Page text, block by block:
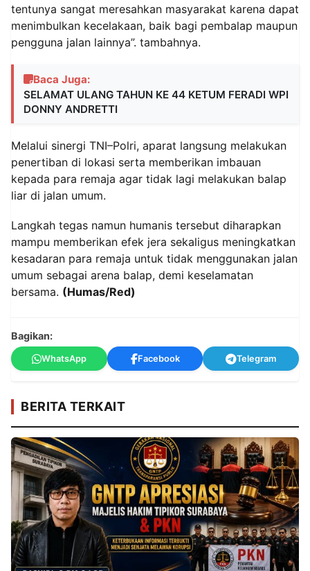
tentunya sangat meresahkan masyarakat karena dapat
menimbulkan kecelakaan, baik bagi pembalap maupun
pengguna jalan lainnya”. tambahnya.
Baca Juga:
SELAMAT ULANG TAHUN KE 44 KETUM FERADI WPI
DONNY ANDRETTI
Melalui sinergi TNI–Polri, aparat langsung melakukan
penertiban di lokasi serta memberikan imbauan
kepada para remaja agar tidak lagi melakukan balap
liar di jalan umum.
Langkah tegas namun humanis tersebut diharapkan
mampu memberikan efek jera sekaligus meningkatkan
kesadaran para remaja untuk tidak menggunakan jalan
umum sebagai arena balap, demi keselamatan
bersama. (Humas/Red)
Bagikan:
WhatsApp Facebook Telegram
BERITA TERKAIT